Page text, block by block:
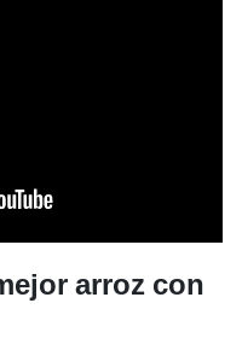
arroz con